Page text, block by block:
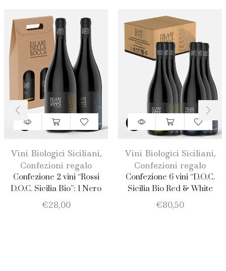
Vini Biologici Siciliani,
Confezioni regalo
Confezione 2 vini “Rossi
D.O.C. Sicilia Bio”: 1 Nero
D’Avola + 1 Merlot
€28,00
Vini Biologici Siciliani,
Confezioni regalo
Confezione 6 vini “D.O.C.
Sicilia Bio Red & White
BIG”: 3 Catarratto + 3 Nero
D’Avola
€80,50